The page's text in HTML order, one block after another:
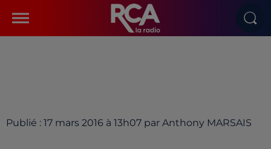
Publié : 17 mars 2016 à 13h07 par Anthony MARSAIS